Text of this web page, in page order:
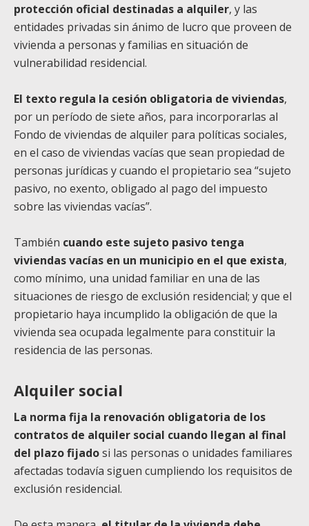
protección oficial destinadas a alquiler, y las
entidades privadas sin ánimo de lucro que proveen de
vivienda a personas y familias en situación de
vulnerabilidad residencial.
El texto regula la cesión obligatoria de viviendas,
por un período de siete años, para incorporarlas al
Fondo de viviendas de alquiler para políticas sociales,
en el caso de viviendas vacías que sean propiedad de
personas jurídicas y cuando el propietario sea “sujeto
pasivo, no exento, obligado al pago del impuesto
sobre las viviendas vacías”.
También cuando este sujeto pasivo tenga
viviendas vacías en un municipio en el que exista,
como mínimo, una unidad familiar en una de las
situaciones de riesgo de exclusión residencial; y que el
propietario haya incumplido la obligación de que la
vivienda sea ocupada legalmente para constituir la
residencia de las personas.
Alquiler social
La norma fija la renovación obligatoria de los
contratos de alquiler social cuando llegan al final
del plazo fijadosi las personas o unidades familiares
afectadas todavía siguen cumpliendo los requisitos de
exclusión residencial.